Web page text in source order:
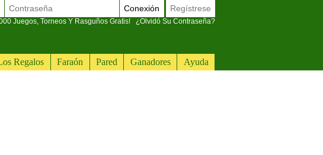
Regalos Faraón Pared Ganadores Ayuda
Conexión Regístrese
Juegos, Torneos Y Rasguños Gratis! ¿Olvidó Su Contraseña?